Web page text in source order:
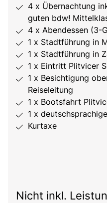
4 x Übernachtung
guten bdw!
4 x Abendessen (3-
1 x Stadtführung in
1 x Stadtführung in
1 x Eintritt Plitvicer
1 x Besichtigung
Reiseleitung
1 x Bootsfahrt
1 x
Kurtaxe
Nicht inkl.